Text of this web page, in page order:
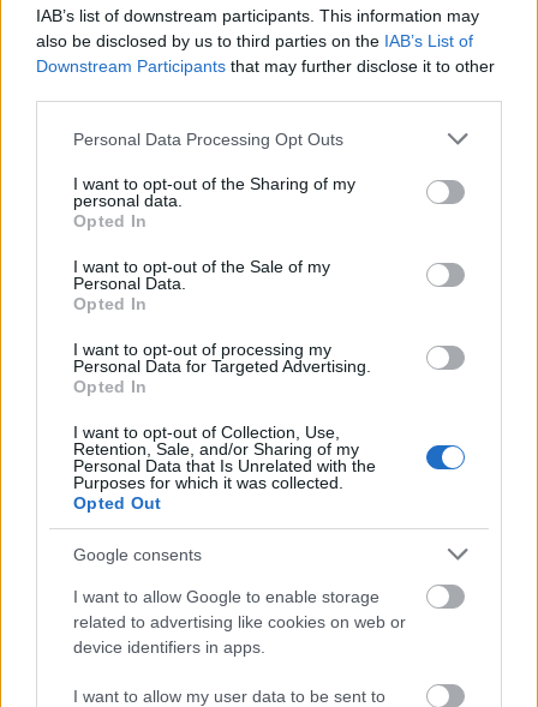
IAB’s list of downstream participants. This information may
also be disclosed by us to third parties on the IAB’s List of
Downstream Participants that may further disclose it to other
Please note that this website/app uses one or more Google
not limited to your visit or usage behaviour. You may click to
grant or deny consent to Google and its third-party tags to
use your data for below specified purposes in below Google
consent section.
Personal Data Processing Opt Outs
I want to opt-out of the Sharing of my
personal data.
Opted In
I want to opt-out of the Sale of my
Personal Data.
Opted In
I want to opt-out of processing my
Personal Data for Targeted Advertising.
Opted In
I want to opt-out of Collection, Use,
Retention, Sale, and/or Sharing of my
Personal Data that Is Unrelated with the
Purposes for which it was collected.
Opted Out
Google consents
I want to allow Google to enable storage
related to advertising like cookies on web or
device identifiers in apps.
I want to allow my user data to be sent to
EC2016 8.nap: A legjobb pillanatok
lacrosseteamhungary
A címvédő fölényes győzelmet aratott Finnország
válogatottja fölött a negyed-döntőben, a meccs vége